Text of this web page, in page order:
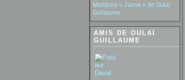
Mentions « J'aime » de Oulaï
Guillaume
AMIS DE OULAÏ
GUILLAUME